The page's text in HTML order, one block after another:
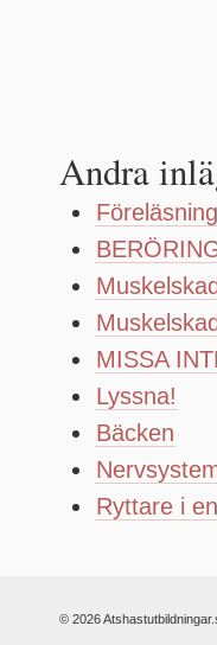
Andra
MISSA
Lyssna!
Bäcken
Ryttare i
© 2026